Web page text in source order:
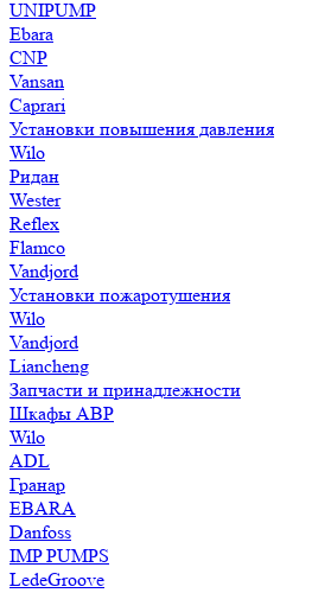
UNIPUMP
Ebara
CNP
Vansan
Caprari
Установки повышения давления
Wilo
Ридан
Wester
Reflex
Flamco
Vandjord
Установки пожаротушения
Wilo
Vandjord
Liancheng
Запчасти и принадлежности
Шкафы АВР
Wilo
ADL
Гранар
EBARA
Danfoss
IMP PUMPS
LedeGroove